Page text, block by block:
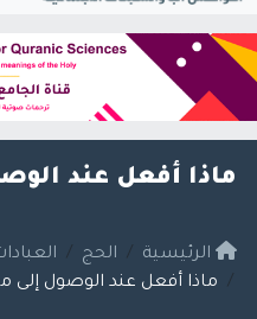
ماذا أفعل عند
الرئيسية الحج
ماذا أفعل عند الوصول إلى